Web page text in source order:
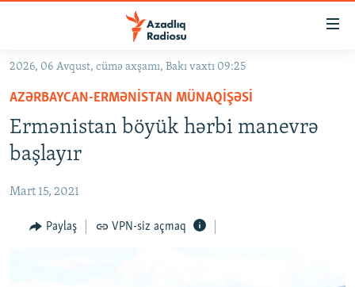
Əsas
qayıt
Əsas
naviqasiyaya
qayıt
KORRUPSIOMETR
#ƏSLINDƏ
FƏRQƏ BAX
QANUNI DOĞRU
2026, 06 Avqust, cümə axşamı, Bakı vaxtı 09:25
AZƏRBAYCAN-ERMƏNISTAN MÜNAQIŞƏSI
Ermənistan böyük hərbi manevrə
başlayır
Mart 15, 2021
Paylaş VPN-siz açmaq